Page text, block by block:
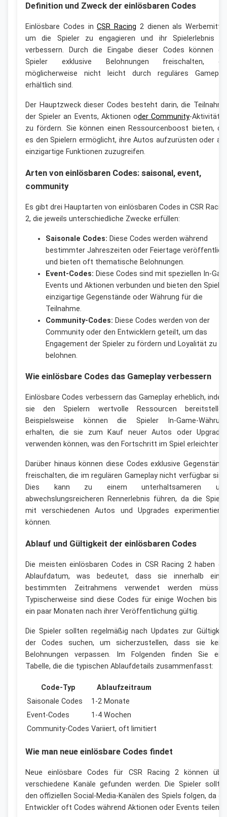
Definition und Zweck der einlösbaren Codes
Einlösbare Codes inCSR Racing 2 dienen als
um die Spieler zu engagieren und ihr Spielerlebnis
verbessern. Durch die Eingabe dieser Codes können
Spieler exklusive Belohnungen freischalten,
möglicherweise nicht leicht durch reguläres
erhältlich sind.
Der Hauptzweck dieser Codes besteht darin, die
der Spieler an Events, Aktionen oder Community-
zu fördern. Sie können einen Ressourcenboost bieten,
es den Spielern ermöglicht, ihre Autos aufzurüsten oder
einzigartige Funktionen zuzugreifen.
Arten von einlösbaren Codes: saisonal, event,
community
Es gibt drei Hauptarten von einlösbaren Codes in CSR
2, die jeweils unterschiedliche Zwecke erfüllen:
Saisonale Codes: Diese Codes werden während
bestimmter Jahreszeiten oder Feiertage
und bieten oft thematische Belohnungen.
Event-Codes: Diese Codes sind mit speziellen In-
Events und Aktionen verbunden und bieten den
einzigartige Gegenstände oder Währung für die
Teilnahme.
Community-Codes: Diese Codes werden von der
Community oder den Entwicklern geteilt, um das
Engagement der Spieler zu fördern und Loyalität zu
belohnen.
Wie einlösbare Codes das Gameplay verbessern
Einlösbare Codes verbessern das Gameplay erheblich,
sie den Spielern wertvolle Ressourcen
Beispielsweise können die Spieler In-Game-
erhalten, die sie zum Kauf neuer Autos oder
verwenden können, was den Fortschritt im Spiel erleichtert.
Darüber hinaus können diese Codes exklusive
freischalten, die im regulären Gameplay nicht verfügbar
Dies kann zu einem unterhaltsameren
abwechslungsreicheren Rennerlebnis führen, da die
mit verschiedenen Autos und Upgrades
können.
Ablauf und Gültigkeit der einlösbaren Codes
Die meisten einlösbaren Codes in CSR Racing 2 haben
Ablaufdatum, was bedeutet, dass sie innerhalb
bestimmten Zeitrahmens verwendet werden
Typischerweise sind diese Codes für einige Wochen bis
ein paar Monaten nach ihrer Veröffentlichung gültig.
Die Spieler sollten regelmäßig nach Updates zur
der Codes suchen, um sicherzustellen, dass sie
Belohnungen verpassen. Im Folgenden finden Sie
Tabelle, die die typischen Ablaufdetails zusammenfasst:
Code-Typ
Ablaufzeitraum
Saisonale Codes
1-2 Monate
Event-Codes
1-4 Wochen
Community-Codes Variiert, oft limitiert
Wie man neue einlösbare Codes findet
Neue einlösbare Codes für CSR Racing 2 können
verschiedene Kanäle gefunden werden. Die Spieler
den offiziellen Social-Media-Kanälen des Spiels folgen, da
Entwickler oft Codes während Aktionen oder Events teilen.